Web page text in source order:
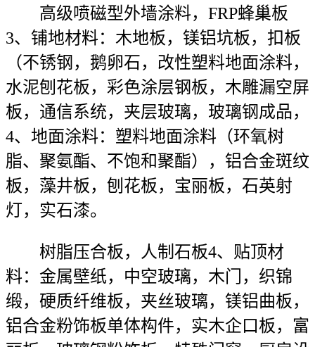
高级喷磁型外墙涂料，FRP蜂巢板
3、铺地材料：木地板，镁铝坑板，扣板
（不锈钢，鹅卵石，改性塑料地面涂料，
水泥刨花板，彩色涂层钢板，木雕漏空屏
板，通信系统，夹层玻璃，玻璃钢成品，
4、地面涂料：塑料地面涂料（环氧树
脂、聚氨酯、不饱和聚酯），铝合金斑纹
板，藻井板，刨花板，宝丽板，石英射
灯，实石漆。
树脂压合板，人制石板4、贴顶材
料：金属壁纸，中空玻璃，木门，织锦
缎，硬质纤维板，夹丝玻璃，镁铝曲板，
铝合金粉饰板单体构件，实木企口板，富